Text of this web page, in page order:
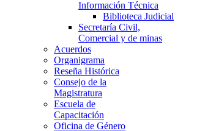
Información Técnica
Biblioteca Judicial
Secretaría Civil,
Comercial y de minas
Acuerdos
Organigrama
Reseña Histórica
Consejo de la
Magistratura
Escuela de
Capacitación
Oficina de Género